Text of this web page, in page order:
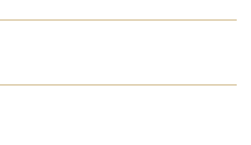
ション
白馬村北城5497
検索する